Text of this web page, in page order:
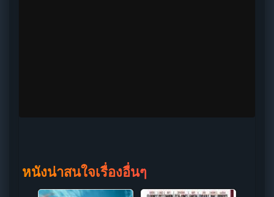
หนังน่าสนใจเรื่องอื่นๆ